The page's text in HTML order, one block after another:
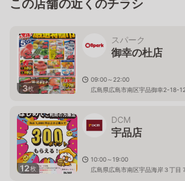
この店舗の近くのチラシ
3枚
スパーク
御幸の杜店
09:00～22:00
広島県広島市南区宇品御幸2-18-12
12枚
DCM
宇品店
10:00～19:00
広島県広島市南区宇品海岸３丁目